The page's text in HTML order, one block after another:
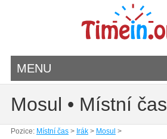
MENU
Mosul • Místní čas
Pozice: Místní čas> Irák> Mosul >